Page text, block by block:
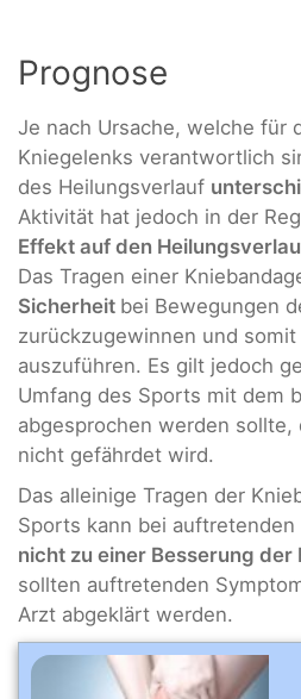
Prognose
Je nach Ursache, welche für
Kniegelenks verantwortlich
des Heilungsverlauf
Aktivität hat jedoch in der
Effekt auf den
Das Tragen einer
Sicherheit bei Bewegungen
zurückzugewinnen und somit
auszuführen. Es gilt jedoch
Umfang des Sports mit dem
abgesprochen werden sollte,
nicht gefährdet wird.
Das alleinige Tragen der
Sports kann bei
nicht zu einer Besserung der
sollten auftretenden
Arzt abgeklärt werden.